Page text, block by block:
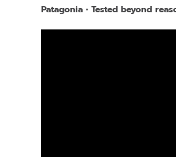
Patagonia • Tested beyond